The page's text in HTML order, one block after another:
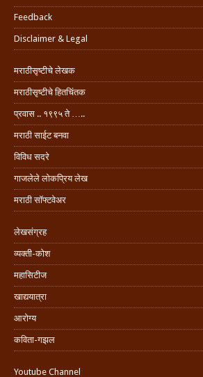
Feedback
Disclaimer & Legal
मराठीसृष्टीचे लेखक
मराठीसृष्टीचे हितचिंतक
प्रवास .. १९९५ ते …..
मराठी साईट बनवा
विविध सदरे
गाजलेले लोकप्रिय लेख
मराठी सॉफ्टवेअर
लेखसंग्रह
व्यक्ती-कोश
महासिटीज
खाद्ययात्रा
आरोग्य
कविता-गझल
Youtube Channel